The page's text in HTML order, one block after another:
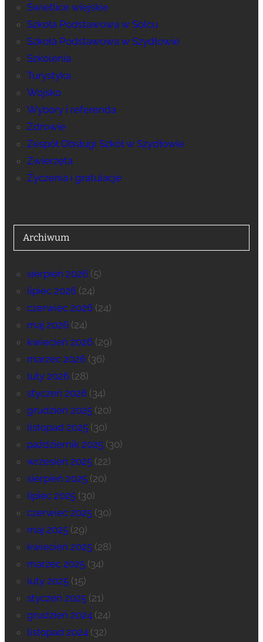
Świetlice wiejskie
Szkoła Podstawowa w Solcu
Szkoła Podstawowa w Szydłowie
Szkolenia
Turystyka
Wojsko
Wybory i referenda
Zdrowie
Zespół Obsługi Szkół w Szydłowie
Zwierzęta
Życzenia i gratulacje
Archiwum
sierpień 2026(5)
lipiec 2026(24)
czerwiec 2026(24)
maj 2026(24)
kwiecień 2026(29)
marzec 2026(36)
luty 2026(28)
styczeń 2026(34)
grudzień 2025(20)
listopad 2025(30)
październik 2025(30)
wrzesień 2025(22)
sierpień 2025(20)
lipiec 2025(30)
czerwiec 2025(30)
maj 2025(29)
kwiecień 2025(28)
marzec 2025(34)
luty 2025(15)
styczeń 2025(21)
grudzień 2024(24)
listopad 2024(32)